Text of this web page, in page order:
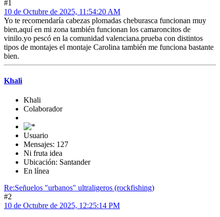
#1
10 de Octubre de 2025, 11:54:20 AM
Yo te recomendaría cabezas plomadas cheburasca funcionan muy
bien,aquí en mi zona también funcionan los camaroncitos de
vinilo.yo pescó en la comunidad valenciana.prueba con distintos
tipos de montajes el montaje Carolina también me funciona bastante
bien.
Khali
Khali
Colaborador
Usuario
Mensajes: 127
Ni fruta idea
Ubicación: Santander
En línea
Re:Señuelos "urbanos" ultraligeros (rockfishing)
#2
10 de Octubre de 2025, 12:25:14 PM